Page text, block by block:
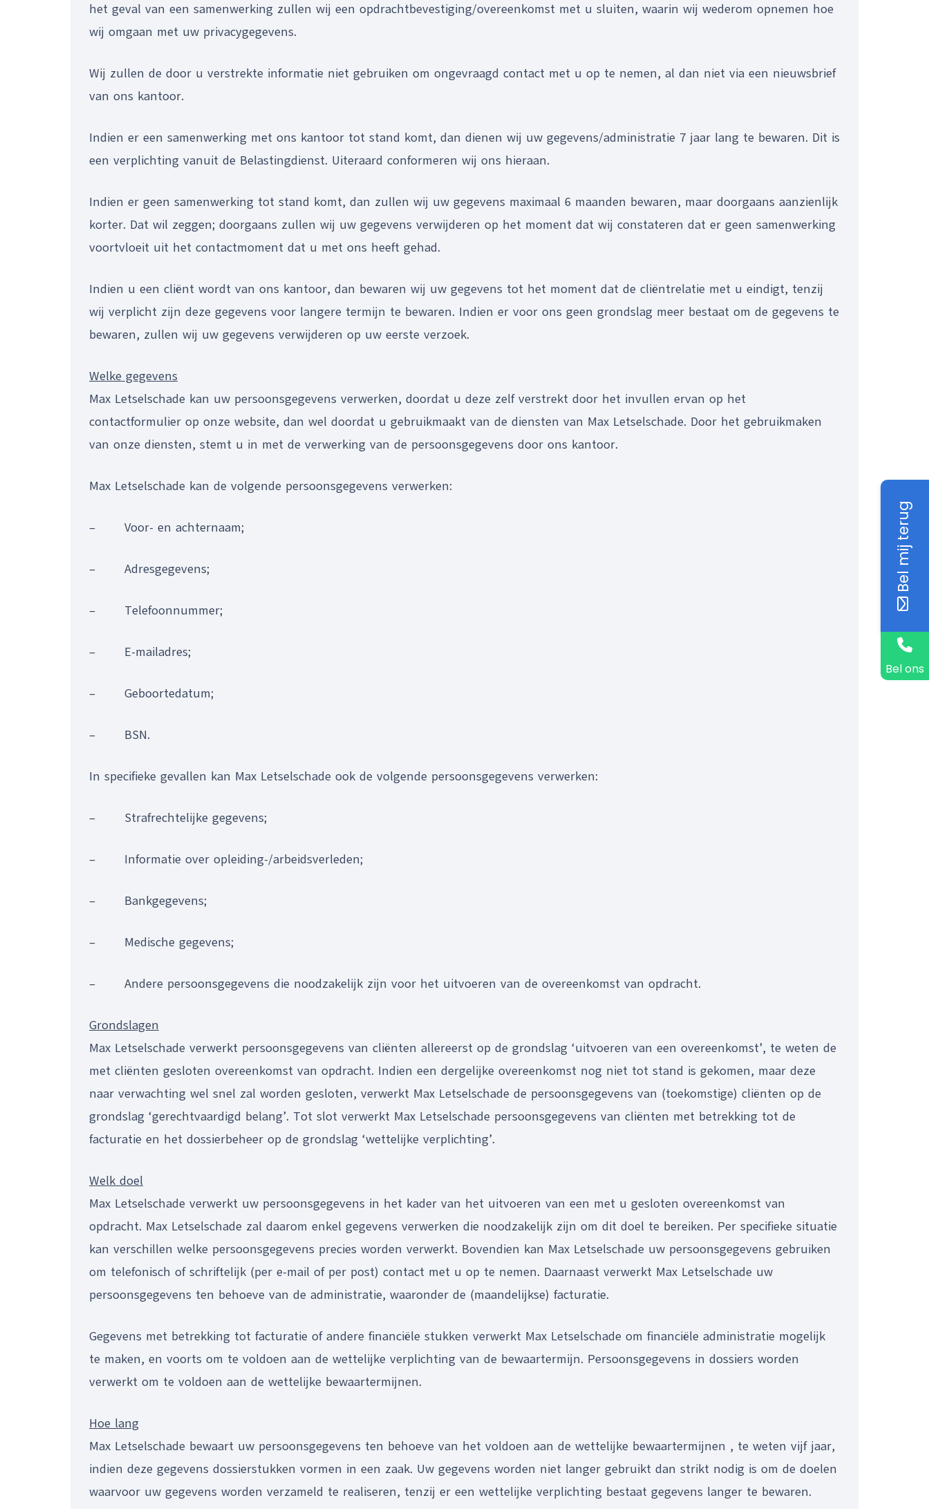
het geval van een samenwerking zullen wij een opdrachtbevestiging/overeenkomst met u sluiten, waarin wij wederom opnemen hoe
wij omgaan met uw privacygegevens.
Wij zullen de door u verstrekte informatie niet gebruiken om ongevraagd contact met u op te nemen, al dan niet via een nieuwsbrief
van ons kantoor.
Indien er een samenwerking met ons kantoor tot stand komt, dan dienen wij uw gegevens/administratie 7 jaar lang te bewaren. Dit is
een verplichting vanuit de Belastingdienst. Uiteraard conformeren wij ons hieraan.
Indien er geen samenwerking tot stand komt, dan zullen wij uw gegevens maximaal 6 maanden bewaren, maar doorgaans aanzienlijk
korter. Dat wil zeggen; doorgaans zullen wij uw gegevens verwijderen op het moment dat wij constateren dat er geen samenwerking
voortvloeit uit het contactmoment dat u met ons heeft gehad.
Indien u een cliënt wordt van ons kantoor, dan bewaren wij uw gegevens tot het moment dat de cliëntrelatie met u eindigt, tenzij
wij verplicht zijn deze gegevens voor langere termijn te bewaren. Indien er voor ons geen grondslag meer bestaat om de gegevens te
bewaren, zullen wij uw gegevens verwijderen op uw eerste verzoek.
Welke gegevens
Max Letselschade kan uw persoonsgegevens verwerken, doordat u deze zelf verstrekt door het invullen ervan op het
contactformulier op onze website, dan wel doordat u gebruikmaakt van de diensten van Max Letselschade. Door het gebruikmaken
van onze diensten, stemt u in met de verwerking van de persoonsgegevens door ons kantoor.
Max Letselschade kan de volgende persoonsgegevens verwerken:
– Voor- en achternaam;
– Adresgegevens;
– Telefoonnummer;
– E-mailadres;
– Geboortedatum;
– BSN.
In specifieke gevallen kan Max Letselschade ook de volgende persoonsgegevens verwerken:
– Strafrechtelijke gegevens;
– Informatie over opleiding-/arbeidsverleden;
– Bankgegevens;
– Medische gegevens;
– Andere persoonsgegevens die noodzakelijk zijn voor het uitvoeren van de overeenkomst van opdracht.
Grondslagen
Max Letselschade verwerkt persoonsgegevens van cliënten allereerst op de grondslag ‘uitvoeren van een overeenkomst’, te weten de
met cliënten gesloten overeenkomst van opdracht. Indien een dergelijke overeenkomst nog niet tot stand is gekomen, maar deze
naar verwachting wel snel zal worden gesloten, verwerkt Max Letselschade de persoonsgegevens van (toekomstige) cliënten op de
grondslag ‘gerechtvaardigd belang’. Tot slot verwerkt Max Letselschade persoonsgegevens van cliënten met betrekking tot de
facturatie en het dossierbeheer op de grondslag ‘wettelijke verplichting’.
Welk doel
Max Letselschade verwerkt uw persoonsgegevens in het kader van het uitvoeren van een met u gesloten overeenkomst van
opdracht. Max Letselschade zal daarom enkel gegevens verwerken die noodzakelijk zijn om dit doel te bereiken. Per specifieke situatie
kan verschillen welke persoonsgegevens precies worden verwerkt. Bovendien kan Max Letselschade uw persoonsgegevens gebruiken
om telefonisch of schriftelijk (per e-mail of per post) contact met u op te nemen. Daarnaast verwerkt Max Letselschade uw
persoonsgegevens ten behoeve van de administratie, waaronder de (maandelijkse) facturatie.
Gegevens met betrekking tot facturatie of andere financiële stukken verwerkt Max Letselschade om financiële administratie mogelijk
te maken, en voorts om te voldoen aan de wettelijke verplichting van de bewaartermijn. Persoonsgegevens in dossiers worden
verwerkt om te voldoen aan de wettelijke bewaartermijnen.
Hoe lang
Max Letselschade bewaart uw persoonsgegevens ten behoeve van het voldoen aan de wettelijke bewaartermijnen , te weten vijf jaar,
indien deze gegevens dossierstukken vormen in een zaak. Uw gegevens worden niet langer gebruikt dan strikt nodig is om de doelen
waarvoor uw gegevens worden verzameld te realiseren, tenzij er een wettelijke verplichting bestaat gegevens langer te bewaren.
Bel mij terug
Bel ons